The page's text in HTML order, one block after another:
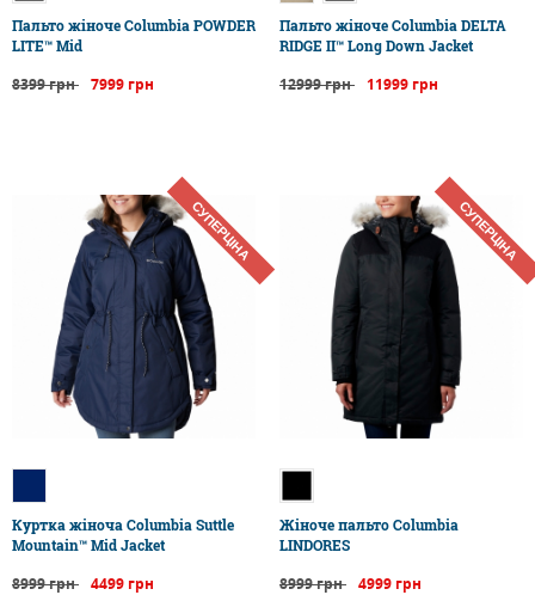
Пальто жіноче Columbia POWDER
LITE™ Mid
8399 грн 7999 грн
Пальто жіноче Columbia DELTA
RIDGE II™ Long Down Jacket
12999 грн 11999 грн
СУПЕРЦІНА
Куртка жіноча Columbia Suttle
Mountain™ Mid Jacket
8999 грн 4499 грн
СУПЕРЦІНА
​Жіноче пальто Columbia
LINDORES
8999 грн 4999 грн